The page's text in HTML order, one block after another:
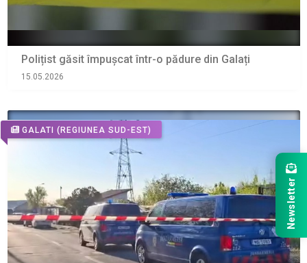
Polițist găsit împușcat într-o pădure din Galați
15.05.2026
GALATI (REGIUNEA SUD-EST)
Newsletter